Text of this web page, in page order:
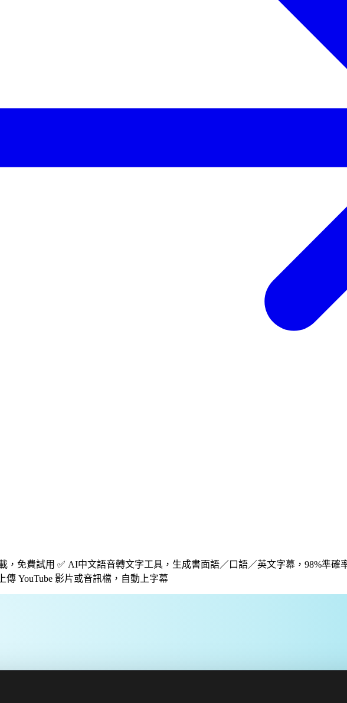
，免費試用 ✅ AI中文語音轉文字工具，生成書面語／口語／英文字幕，98%準確
傳 YouTube 影片或音訊檔，自動上字幕